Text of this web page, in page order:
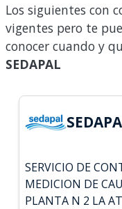
Los siguientes con
vigentes pero te
conocer cuando y
SEDAPAL
SERVICIO DE
MEDICION DE
PLANTA N 2 LA